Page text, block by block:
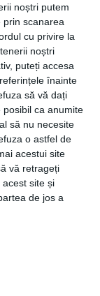
noștri putem
prin scanarea
cu privire la
noștri
puteți accesa
înainte
să vă dați
ca anumite
să nu necesite
o astfel de
acestui site
vă retrageți
site și
de jos a
cazul în care
numărul de
că nu va fi
a te
stare în care l-
să alegi
respectă
tale. În plus,
civilă
fel, și
recupera